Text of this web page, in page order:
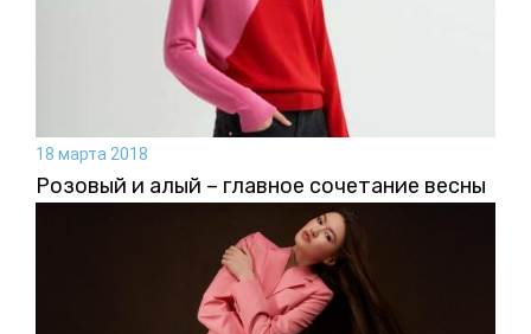
18 марта 2018
Розовый и алый – главное сочетание весны